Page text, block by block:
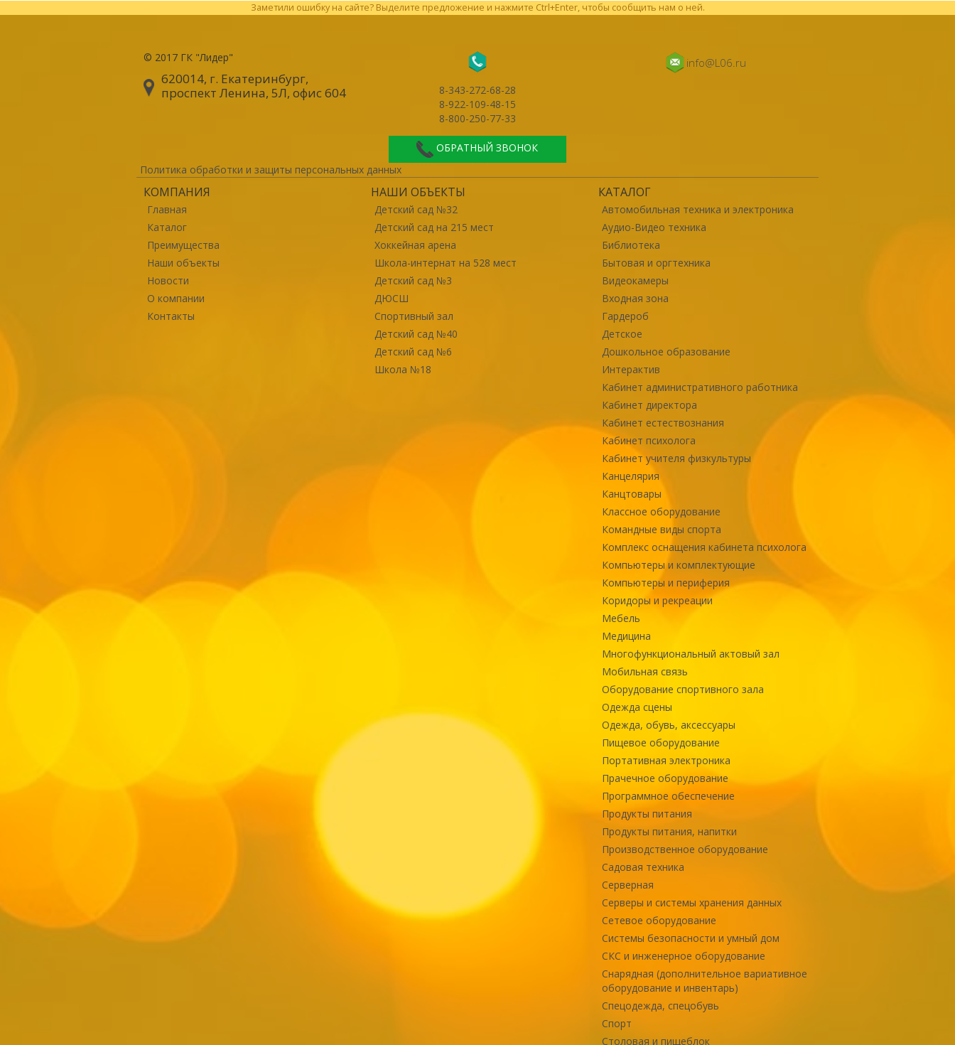
Заметили ошибку на сайте? Выделите предложение и нажмите Ctrl+Enter, чтобы сообщить нам о ней.
© 2017 ГК "Лидер"
620014, г. Екатеринбург,
проспект Ленина, 5Л, офис 604
8-343-272-68-28
8-922-109-48-15
8-800-250-77-33
ОБРАТНЫЙ ЗВОНОК
info@L06.ru
Политика обработки и защиты персональных данных
КОМПАНИЯ
Главная
Каталог
Преимущества
Наши объекты
Новости
О компании
Контакты
НАШИ ОБЪЕКТЫ
Детский сад №32
Детский сад на 215 мест
Хоккейная арена
Школа-интернат на 528 мест
Детский сад №3
ДЮСШ
Спортивный зал
Детский сад №40
Детский сад №6
Школа №18
КАТАЛОГ
Автомобильная техника и электроника
Аудио-Видео техника
Библиотека
Бытовая и оргтехника
Видеокамеры
Входная зона
Гардероб
Детское
Дошкольное образование
Интерактив
Кабинет административного работника
Кабинет директора
Кабинет естествознания
Кабинет психолога
Кабинет учителя физкультуры
Канцелярия
Канцтовары
Классное оборудование
Командные виды спорта
Комплекс оснащения кабинета психолога
Компьютеры и комплектующие
Компьютеры и периферия
Коридоры и рекреации
Мебель
Медицина
Многофункциональный актовый зал
Мобильная связь
Оборудование спортивного зала
Одежда сцены
Одежда, обувь, аксессуары
Пищевое оборудование
Портативная электроника
Прачечное оборудование
Программное обеспечение
Продукты питания
Продукты питания, напитки
Производственное оборудование
Садовая техника
Серверная
Серверы и системы хранения данных
Сетевое оборудование
Системы безопасности и умный дом
СКС и инженерное оборудование
Снарядная (дополнительное вариативное
оборудование и инвентарь)
Спецодежда, спецобувь
Спорт
Столовая и пищеблок